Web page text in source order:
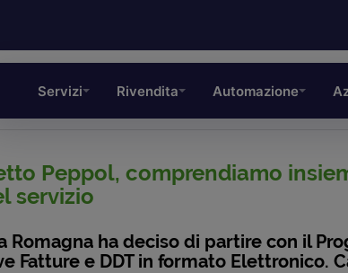
Servizi Rivendita Automazione
Peppol, comprendiamo
servizio
Romagna ha deciso di partire con il
Fatture e DDT in formato Elettronico.